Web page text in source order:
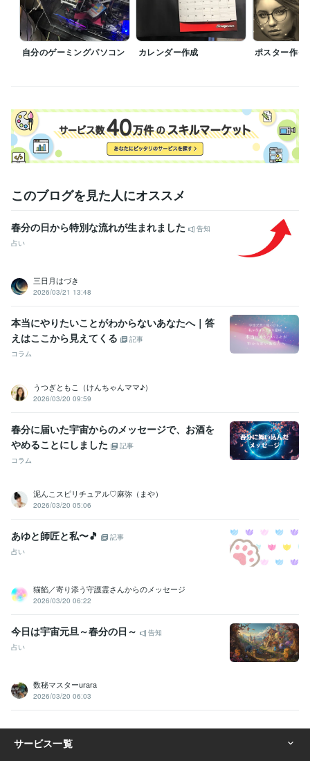
自分のゲーミングパソコン カレンダー作成 ポスター作っ
このブログを見た人にオススメ
春分の日から特別な流れが生まれました
告知
占い
三日月はづき
2026/03/21 13:48
本当にやりたいことがわからないあなたへ｜答
えはここから見えてくる
記事
コラム
うつぎともこ（けんちゃんママ♪）
2026/03/20 09:59
春分に届いた宇宙からのメッセージで、お酒を
やめることにしました
記事
コラム
泥んこスピリチュアル♡麻弥（まや）
2026/03/20 05:06
あゆと師匠と私〜🎵
記事
占い
猫餡／寄り添う守護霊さんからのメッセージ
2026/03/20 06:22
今日は宇宙元旦～春分の日～
告知
占い
数秘マスターurara
2026/03/20 06:03